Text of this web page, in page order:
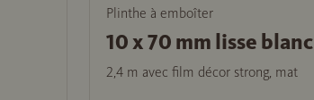
Plinthe à emboîter
10 x 70 mm lisse blanc
2,4 m avec film décor strong, mat